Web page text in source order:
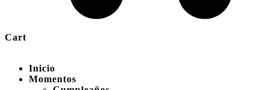
Cart
Inicio
Momentos